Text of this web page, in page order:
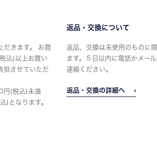
だきます。 お買
込)以上お買い
担させていただ
円(税込)未満
)となります。
返品・交換について
返品、交換は未使用のものに
ます。５日以内に電話かメー
連絡ください。
返品・交換の詳細へ